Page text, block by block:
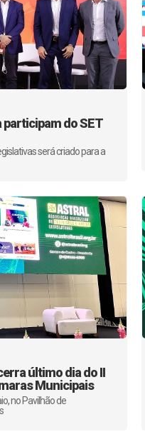
participam do SET
será criado para a
último dia do II
Municipais
no Pavilhão de